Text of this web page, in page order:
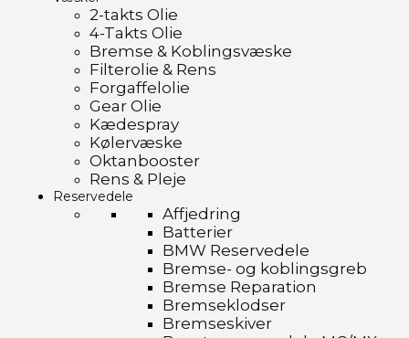
2-takts Olie
4-Takts Olie
Bremse & Koblingsvæske
Filterolie & Rens
Forgaffelolie
Gear Olie
Kædespray
Kølervæske
Oktanbooster
Rens & Pleje
Reservedele
Affjedring
Batterier
BMW Reservedele
Bremse- og koblingsgreb
Bremse Reparation
Bremseklodser
Bremseskiver